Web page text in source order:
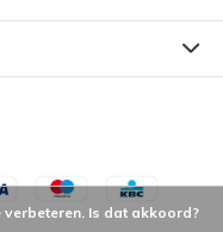
Is dat akkoord?